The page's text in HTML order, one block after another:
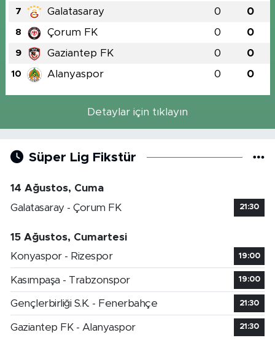
7 Galatasaray 0 0
8 Çorum FK 0 0
9 Gaziantep FK 0 0
10 Alanyaspor 0 0
Detaylar için tıklayın
Süper Lig Fikstür
14 Ağustos, Cuma
Galatasaray - Çorum FK
21:30
15 Ağustos, Cumartesi
Konyaspor - Rizespor
19:00
Kasımpaşa - Trabzonspor 19:00
Gençlerbirliği S.K. - Fenerbahçe 21:30
Gaziantep FK - Alanyaspor 21:30